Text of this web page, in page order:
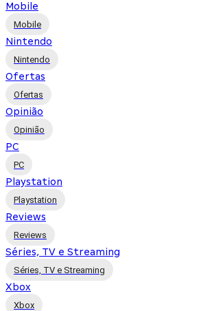
Mobile
Mobile
Nintendo
Nintendo
Ofertas
Ofertas
Opinião
Opinião
PC
PC
Playstation
Playstation
Reviews
Reviews
Séries, TV e Streaming
Séries, TV e Streaming
Xbox
Xbox